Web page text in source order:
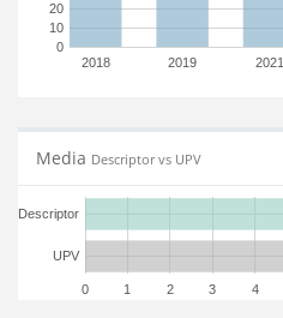
2018 2019 2021
0
10
20
Media Descriptor vs UPV
0 1 2 3 4
UPV
Descriptor